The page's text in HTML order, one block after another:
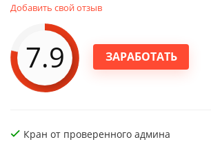
Добавить свой отзыв
7.9 ЗАРАБОТАТЬ
Кран от проверенного админа